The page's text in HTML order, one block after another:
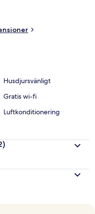
Husdjursvänligt
Gratis wi-fi
Luftkonditionering